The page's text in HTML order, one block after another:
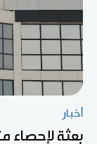
أخبار
بعثة لإحصاء